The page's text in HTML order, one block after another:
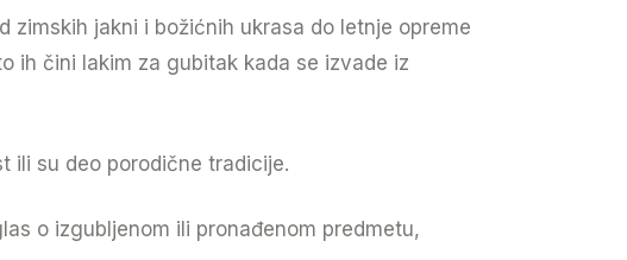
zimskih jakni i božićnih ukrasa do letnje opreme
ih čini lakim za gubitak kada se izvade iz
ili su deo porodične tradicije.
o izgubljenom ili pronađenom predmetu,